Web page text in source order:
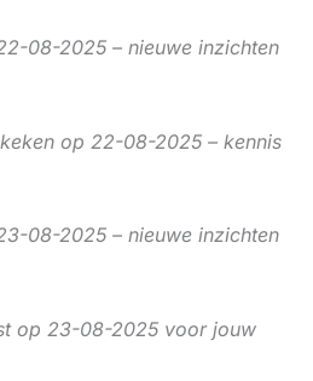
08-2025 – nieuwe inzichten
op 22-08-2025 – kennis
08-2025 – nieuwe inzichten
op 23-08-2025 voor jouw